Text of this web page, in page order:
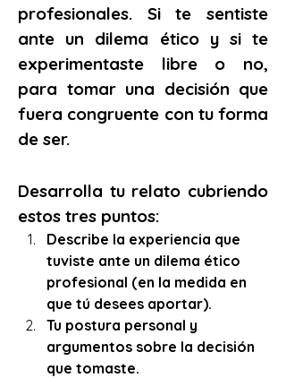
profesionales. Si te sentiste
ante un dilema ético y si te
experimentaste libre o no,
para tomar una decisión que
fuera congruente con tu forma
de ser.
Desarrolla tu relato cubriendo
estos tres puntos:
Describe la experiencia que
tuviste ante un dilema ético
profesional (en la medida en
que tú desees aportar).
Tu postura personal y
argumentos sobre la decisión
que tomaste.